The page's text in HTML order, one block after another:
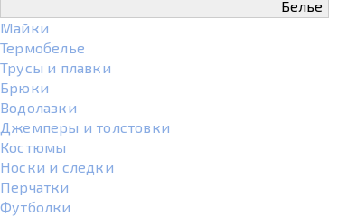
Белье
Майки
Термобелье
Трусы и плавки
Брюки
Водолазки
Джемперы и толстовки
Костюмы
Носки и следки
Перчатки
Футболки